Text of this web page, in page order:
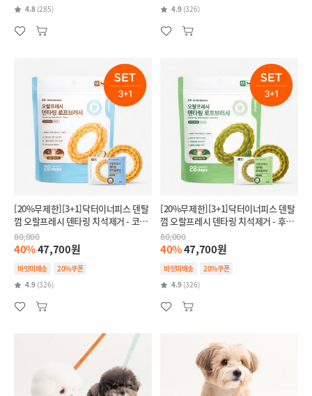
4.8 (285)
4.9 (326)
[20%무제한][3+1]닥터이너피스 덴탈
껌 오랄프레시 덴타링 치석제거 - 코코
넛(릴랙스,스트레스완화)
80,000
40%47,700원
바잇미배송
20%쿠폰
4.9 (326)
[20%무제한][3+1]닥터이너피스 덴탈
껌 오랄프레시 덴타링 치석제거 - 후코
이단(인텐시브,항산화)
80,000
40%47,700원
바잇미배송
20%쿠폰
4.9 (326)